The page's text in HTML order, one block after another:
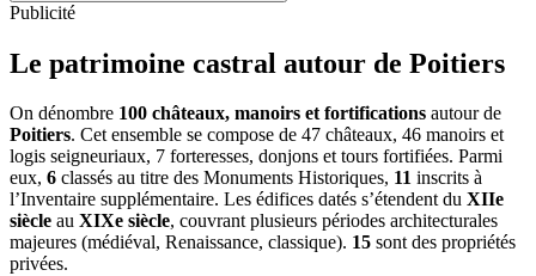
Publicité
Le patrimoine castral autour de Poitiers
On dénombre 100 châteaux, manoirs et fortifications autour de
Poitiers. Cet ensemble se compose de 47 châteaux, 46 manoirs et
logis seigneuriaux, 7 forteresses, donjons et tours fortifiées. Parmi
eux, 6 classés au titre des Monuments Historiques, 11 inscrits à
l’Inventaire supplémentaire. Les édifices datés s’étendent du XIIe
siècle au XIXe siècle, couvrant plusieurs périodes architecturales
majeures (médiéval, Renaissance, classique). 15 sont des propriétés
privées.